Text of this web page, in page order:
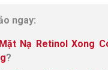
ngay:
Nạ Retinol Xong
?